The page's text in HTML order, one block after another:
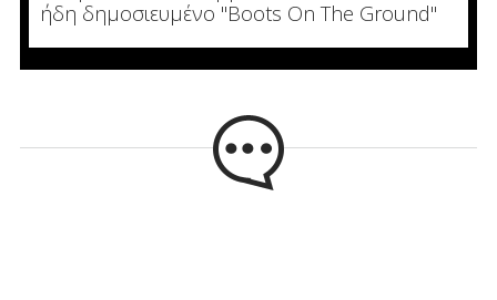
ήδη δημοσιευμένο "Boots On The Ground"